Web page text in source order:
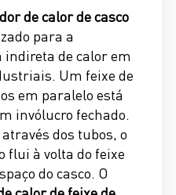
de calor de casco
para a
de calor em
Um feixe de
em paralelo está
invólucro fechado.
dos tubos, o
flui à volta do feixe
do casco. O